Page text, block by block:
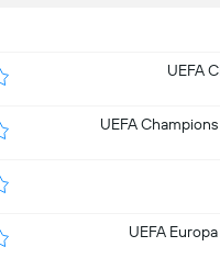
UEFA
UEFA
UEFA